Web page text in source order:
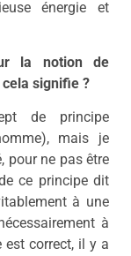
énergie et
la notion de
cela signifie ?
de principe
mais je
pour ne pas être
ce principe dit
à une
à
est correct, il y a